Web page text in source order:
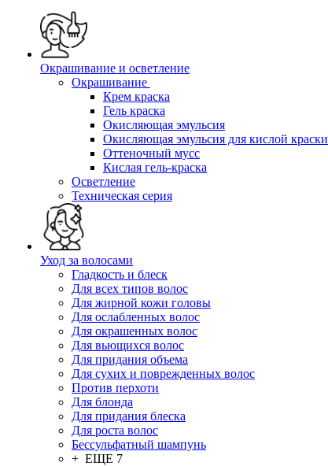
Окрашивание и осветление
Окрашивание
Крем краска
Гель краска
Окисляющая эмульсия
Окисляющая эмульсия для кислой краски
Оттеночный мусс
Кислая гель-краска
Осветление
Техническая серия
Уход за волосами
Гладкость и блеск
Для всех типов волос
Для жирной кожи головы
Для ослабленных волос
Для окрашенных волос
Для вьющихся волос
Для придания объема
Для сухих и поврежденных волос
Против перхоти
Для блонда
Для придания блеска
Для роста волос
Бессульфатный шампунь
+ ЕЩЕ 7